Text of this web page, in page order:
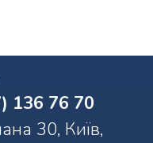
136 76 70
30, Київ,